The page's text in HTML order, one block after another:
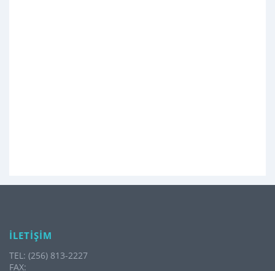
İLETİŞİM
TEL: (256) 813-2227
FAX: